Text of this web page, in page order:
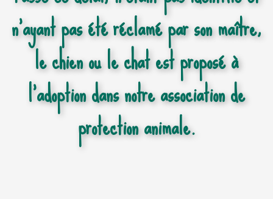
n'ayant pas été réclamé par son maître,
le chien ou le chat est proposé à
l'adoption dans notre association de
protection animale.